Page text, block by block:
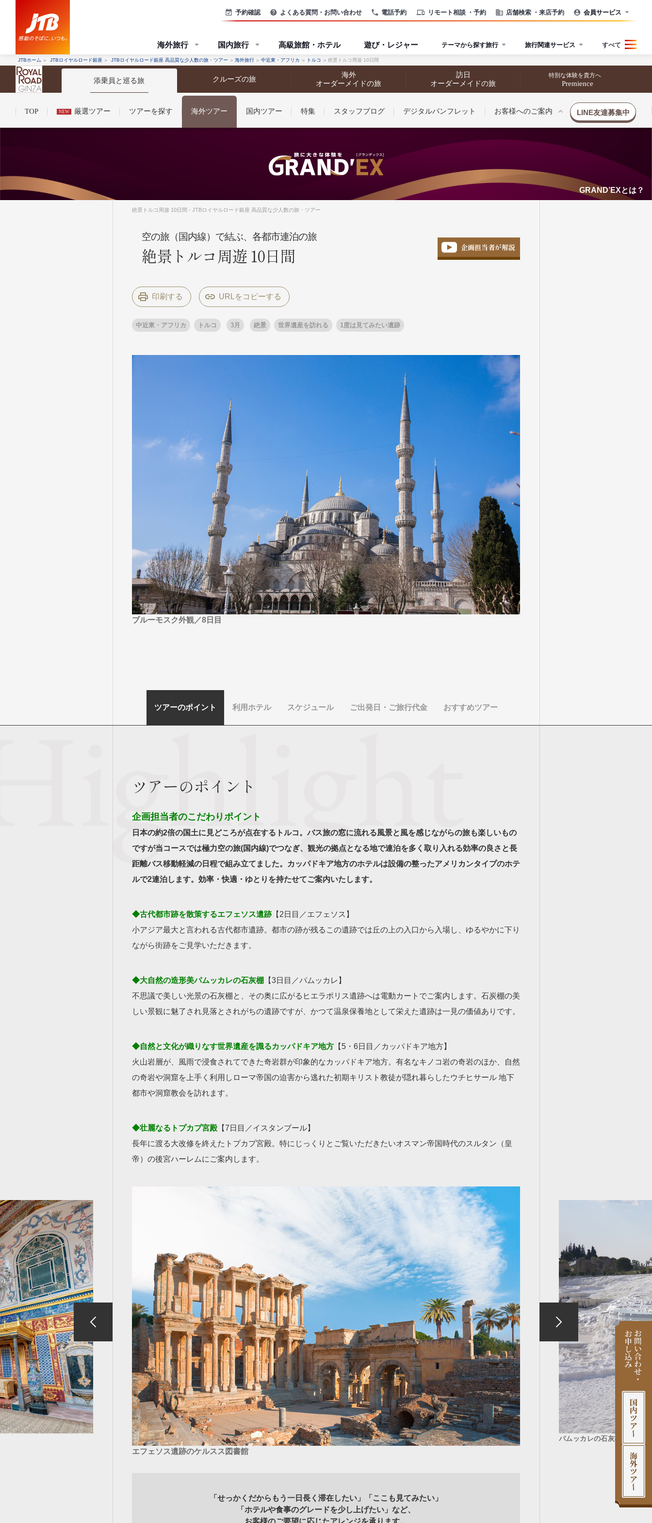
電話予約 リモート相談 ・予約 店舗検索 ・来店予約
予約確認 よくある質問・お問い合わせ 会員サービス
海外旅行 国内旅行 高級旅館・ホテル 遊び・レジャー テーマから探す旅行 旅行関連サービス すべて
JTBホーム JTBロイヤルロード銀座 JTBロイヤルロード銀座 高品質な少人数の旅・ツアー 海外旅行 中近東・アフリカ トルコ 絶景トルコ周遊 10日間
添乗員と巡る旅 クルーズの旅
海外
オーダーメイドの旅
訪日
オーダーメイドの旅
特別な体験を貴方へ
Premience
TOP NEW 厳選ツアー ツアーを探す 海外ツアー 国内ツアー 特集 スタッフブログ デジタルパンフレット お客様へのご案内
コンシェルジュ紹介お申し込みの流れ法人企業・自治体のみなさまへ
LINE友達募集中
条件から探す
条件から探す
出発地とエリア
9月
年末年始
目的・テーマから探す
ヨーロッパの田舎（村・町）
名門・名物ホテルに泊まる
グルメ 一都市滞在 お祭り・イベント
絶景
日系航空会社で行く
世界遺産を訪れる
1度は見てみたい遺跡
野生動物に出合う
オーロラ クルーズ 音楽鑑賞
名画鑑賞
お花・紅葉
ハイキング・トレッキング
専任ガイド・講師同行の旅
1名様からの旅
ラ・プルミエール（エールフランス航空）
条件から探す
条件から探す
出発地とエリア
12月
目的・テーマから探す
花火 季節の風景
ラグジュアリーバスでめぐる
ななつ星in九州
TWILIGHT EXPRESS 瑞風
美食・旬の味覚を味わう
アドベンチャーツーリズム・ウォーキング
芸術鑑賞（美術、音楽）・講師同行の旅
GRAND’EXとは？
絶景トルコ周遊 10日間 - JTBロイヤルロード銀座 高品質な少人数の旅・ツアー
空の旅（国内線）で結ぶ、各都市連泊の旅
絶景トルコ周遊 10日間 企画担当者が解説
印刷する
中近東・アフリカ トルコ 3月 絶景 世界遺産を訪れる 1度は見てみたい遺跡
ブルーモスク外観／8日目
ツアーのポイント 利用ホテル スケジュール ご出発日・ご旅行代金 おすすめツアー
ツアーのポイント
企画担当者のこだわりポイント
日本の約2倍の国土に見どころが点在するトルコ。バス旅の窓に流れる風景と風を感じながらの旅も楽しいもの
ですが当コースでは極力空の旅(国内線)でつなぎ、観光の拠点となる地で連泊を多く取り入れる効率の良さと長
距離バス移動軽減の日程で組み立てました。カッパドキア地方のホテルは設備の整ったアメリカンタイプのホテ
ルで2連泊します。効率・快適・ゆとりを持たせてご案内いたします。
◆古代都市跡を散策するエフェソス遺跡【2日目／エフェソス】
小アジア最大と言われる古代都市遺跡。都市の跡が残るこの遺跡では丘の上の入口から入場し、ゆるやかに下り
ながら街跡をご見学いただきます。
◆大自然の造形美パムッカレの石灰棚
【3日目／パムッカレ】
不思議で美しい光景の石灰棚と、その奥に広がるヒエラポリス遺跡へは電動カートでご案内します。石炭棚の美
しい景観に魅了され見落とされがちの遺跡ですが、かつて温泉保養地として栄えた遺跡は一見の価値ありです。
◆自然と文化が織りなす世界遺産を識るカッパドキア地方 【5・6日目／カッパドキア地方】
火山岩層が、風雨で浸食されてできた奇岩群が印象的なカッパドキア地方。有名なキノコ岩の奇岩のほか、自然
の奇岩や洞窟を上手く利用しローマ帝国の迫害から逃れた初期キリスト教徒が隠れ暮らしたウチヒサール 地下
都市や洞窟教会を訪れます。
◆壮麗なるトプカプ宮殿【7日目／イスタンブール】
長年に渡る大改修を終えたトプカプ宮殿。特にじっくりとご覧いただきたいオスマン帝国時代のスルタン（皇
帝）の後宮ハーレムにご案内します。
エフェソス遺跡のケルスス図書館
パムッカレの石灰棚
「せっかくだからもう一日長く滞在したい」「ここも見てみたい」
「ホテルや食事のグレードを少し上げたい」など、
お客様のご要望に応じたアレンジを承ります。